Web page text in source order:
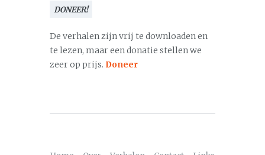
DONEER!
De verhalen zijn vrij te downloaden en
te lezen, maar een donatie stellen we
zeer op prijs. Doneer